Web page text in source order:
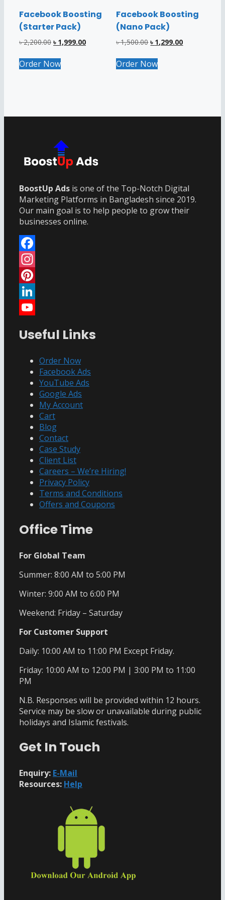
page
Facebook Boosting
(Starter Pack)
৳2,200.00 Original
was:
৳ 2,200.00.
৳ 1,999.00Current
৳ 1,999.00.
Order Now
Facebook Boosting
(Nano Pack)
৳1,500.00Original
was:
৳ 1,500.00.
৳ 1,299.00Current
Order Now
BoostUp Ads is one of the Top-Notch Digital
Marketing Platforms in Bangladesh since 2019.
Our main goal is to help people to grow their
businesses online.
Facebook
Instagram
Pinterest
LinkedIn
Channel
Useful Links
Order Now
Facebook Ads
YouTube Ads
Google Ads
My Account
Cart
Blog
Contact
Case Study
Client List
Careers – We’re Hiring!
Privacy Policy
Terms and Conditions
Offers and Coupons
Office Time
For Global Team
Summer: 8:00 AM to 5:00 PM
Winter: 9:00 AM to 6:00 PM
Weekend: Friday – Saturday
For Customer Support
Daily: 10:00 AM to 11:00 PM Except Friday.
Friday: 10:00 AM to 12:00 PM | 3:00 PM to 11:00
PM
N.B. Responses will be provided within 12 hours.
Service may be slow or unavailable during public
holidays and Islamic festivals.
Get In Touch
Enquiry: E-Mail
Resources: Help